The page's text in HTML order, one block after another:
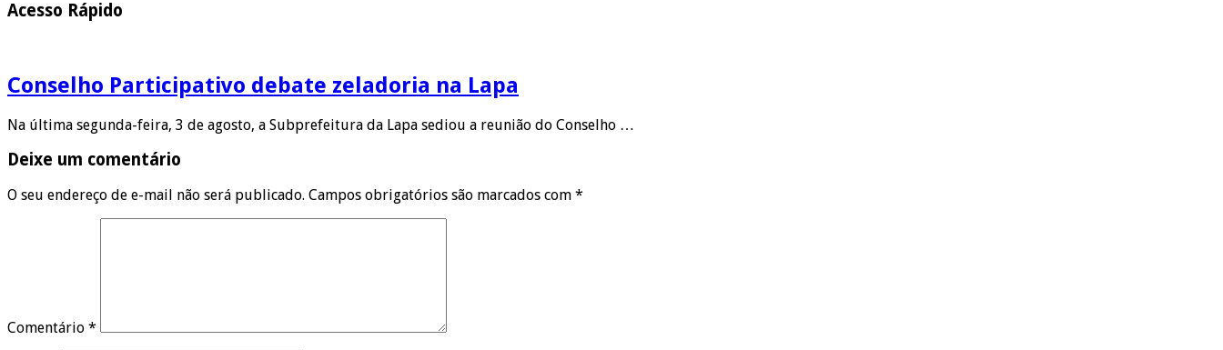
Acesso Rápido
Conselho Participativo debate zeladoria na Lapa
Na última segunda-feira, 3 de agosto, a Subprefeitura da Lapa sediou a reunião do Conselho …
Deixe um comentário
O seu endereço de e-mail não será publicado. Campos obrigatórios são marcados com *
Comentário *